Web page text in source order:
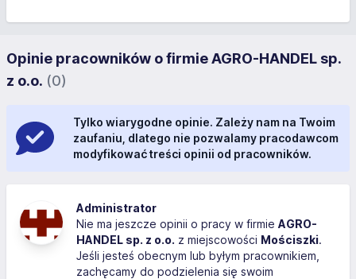
Opinie pracowników o firmie AGRO-HANDEL sp.
z o.o. (0)
Tylko wiarygodne opinie. Zależy nam na Twoim
zaufaniu, dlatego nie pozwalamy pracodawcom
modyfikować treści opinii od pracowników.
Administrator
Nie ma jeszcze opinii o pracy w firmie AGRO-
HANDEL sp. z o.o. z miejscowości Mościszki.
Jeśli jesteś obecnym lub byłym pracownikiem,
zachęcamy do podzielenia się swoim